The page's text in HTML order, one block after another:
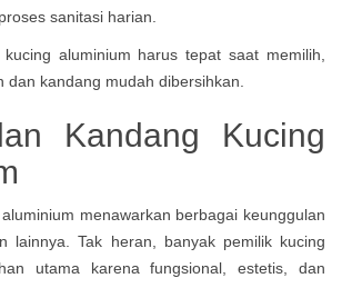
sanitasi harian.
Kandang Kucing
menawarkan berbagai keunggulan
lainnya. Tak heran, banyak pemilik kucing
utama karena fungsional, estetis, dan